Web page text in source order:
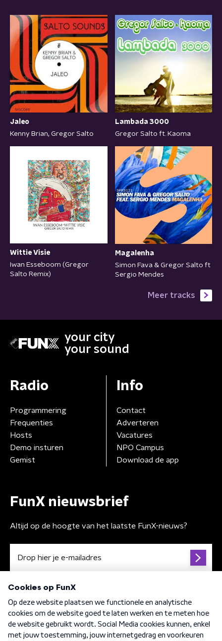
Jaleo
Kenny Brian, Gregor Salto
Lambada 3000
Gregor Salto ft. Kaoma
Wittie Visie
Iwan Esseboom (Gregor
Salto Remix)
Magalenha
Simon Fava & Gregor Salto ft
Sergio Mendes
Meer tracks
your city
your sound
Radio
Programmering
Frequenties
Hosts
Demo insturen
Gemist
Info
Contact
Adverteren
Vacatures
NPO Campus
Download de app
FunX nieuwsbrief
Altijd op de hoogte van het laatste FunX-nieuws?
Algemene voorwaarden Privacybeleid